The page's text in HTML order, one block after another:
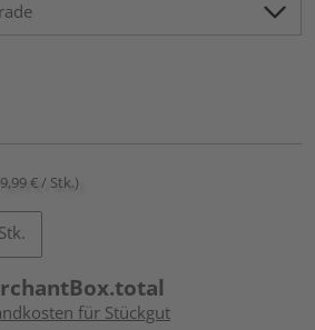
€ / Stk.)
Stk.
für Stückgut